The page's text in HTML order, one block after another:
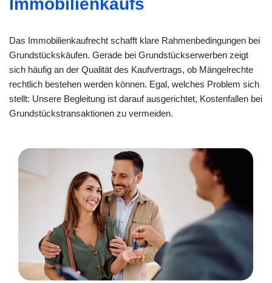
Immobilienkaufs
Das Immobilienkaufrecht schafft klare Rahmenbedingungen bei
Grundstückskäufen. Gerade bei Grundstückserwerben zeigt
sich häufig an der Qualität des Kaufvertrags, ob Mängelrechte
rechtlich bestehen werden können. Egal, welches Problem sich
stellt: Unsere Begleitung ist darauf ausgerichtet, Kostenfallen bei
Grundstückstransaktionen zu vermeiden.